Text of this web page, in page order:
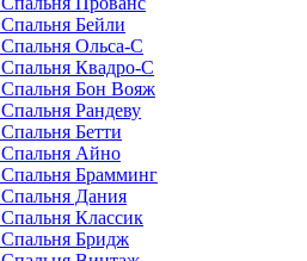
Спальня Бейли
Спальня Ольса-С
Спальня Квадро-С
Спальня Бон Вояж
Спальня Рандеву
Спальня Бетти
Спальня Айно
Спальня Брамминг
Спальня Дания
Спальня Классик
Спальня Бридж